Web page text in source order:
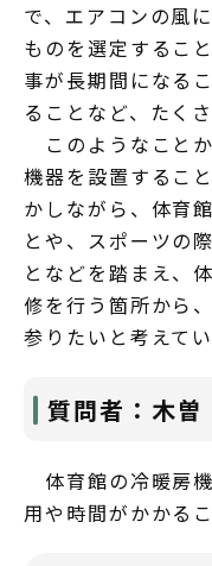
で、エアコンの風
ものを選定するこ
事が長期間になる
ることなど、たく
このようなこと
機器を設置するこ
かしながら、体育
とや、スポーツの
となどを踏まえ、
修を行う箇所から
参りたいと考えてい
質問者：木
体育館の冷暖房
用や時間がかかる